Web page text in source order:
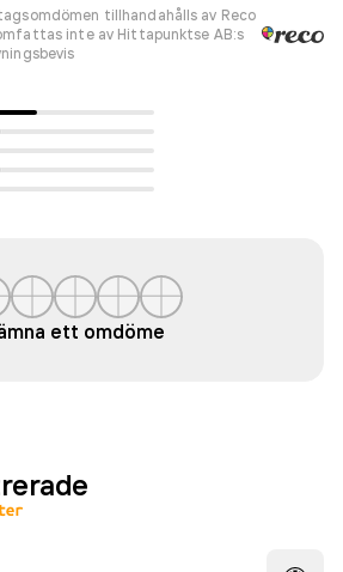
tillhandahålls av Reco
inte av Hittapunktse AB:s
ett omdöme